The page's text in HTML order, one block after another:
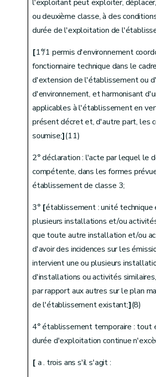
Section 2 Enquête publique
Section 3 Avis
Section 4 Décision
l'exploitant peut exploiter,
ou deuxième classe, à des
durée de l'exploitation de
[1°/1 permis d'environnement
fonctionnaire technique dans le
d'extension de l'établissement ou
d'environnement, et harmonisant
applicables à l'établissement en
présent décret et, d'autre part, les
soumise;](11)
2° déclaration : l'acte par lequel le
compétente, dans les formes
établissement de classe 3;
3° [établissement : unité
plusieurs installations et/ou
que toute autre installation et/ou
d'avoir des incidences sur les
intervient une ou plusieurs
d'installations ou activités
par rapport aux autres sur le plan
de l'établissement existant;](8)
4° établissement temporaire : tout
durée d'exploitation continue
[ a . trois ans s'il s'agit :